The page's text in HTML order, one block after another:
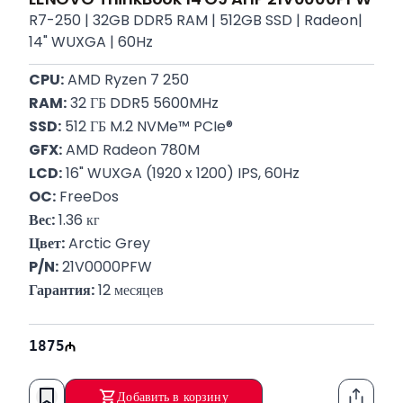
R7-250 | 32GB DDR5 RAM | 512GB SSD | Radeon|
14" WUXGA | 60Hz
CPU: AMD Ryzen 7 250
RAM: 32 ГБ DDR5 5600MHz
SSD: 512 ГБ M.2 NVMe™ PCIe®
GFX: AMD Radeon 780M
LCD: 16" WUXGA (1920 x 1200) IPS, 60Hz
OC: FreeDos
Вес: 1.36 кг
Цвет: Arctic Grey
P/N: 21V0000PFW
Гарантия: 12 месяцев
1875
Добавить в корзину